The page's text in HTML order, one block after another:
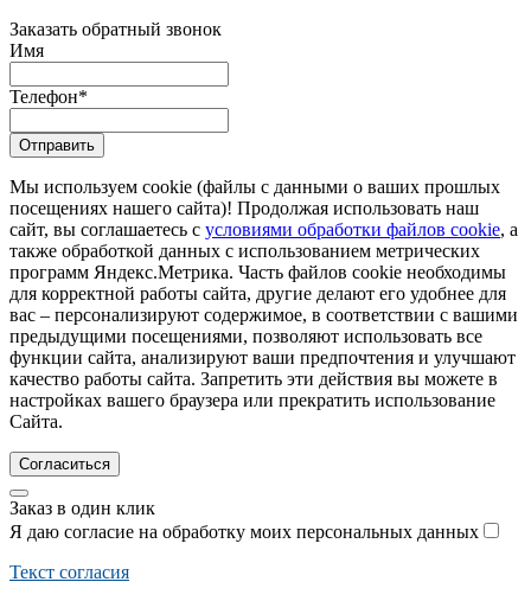
Заказать обратный звонок
Имя
Телефон*
Отправить
Мы используем cookie (файлы с данными о ваших прошлых
посещениях нашего сайта)! Продолжая использовать наш
сайт, вы соглашаетесь с условиями обработки файлов cookie, а
также обработкой данных с использованием метрических
программ Яндекс.Метрика. Часть файлов cookie необходимы
для корректной работы сайта, другие делают его удобнее для
вас – персонализируют содержимое, в соответствии с вашими
предыдущими посещениями, позволяют использовать все
функции сайта, анализируют ваши предпочтения и улучшают
качество работы сайта. Запретить эти действия вы можете в
настройках вашего браузера или прекратить использование
Сайта.
Согласиться
Заказ в один клик
Я даю согласие на обработку моих персональных данных
Текст согласия